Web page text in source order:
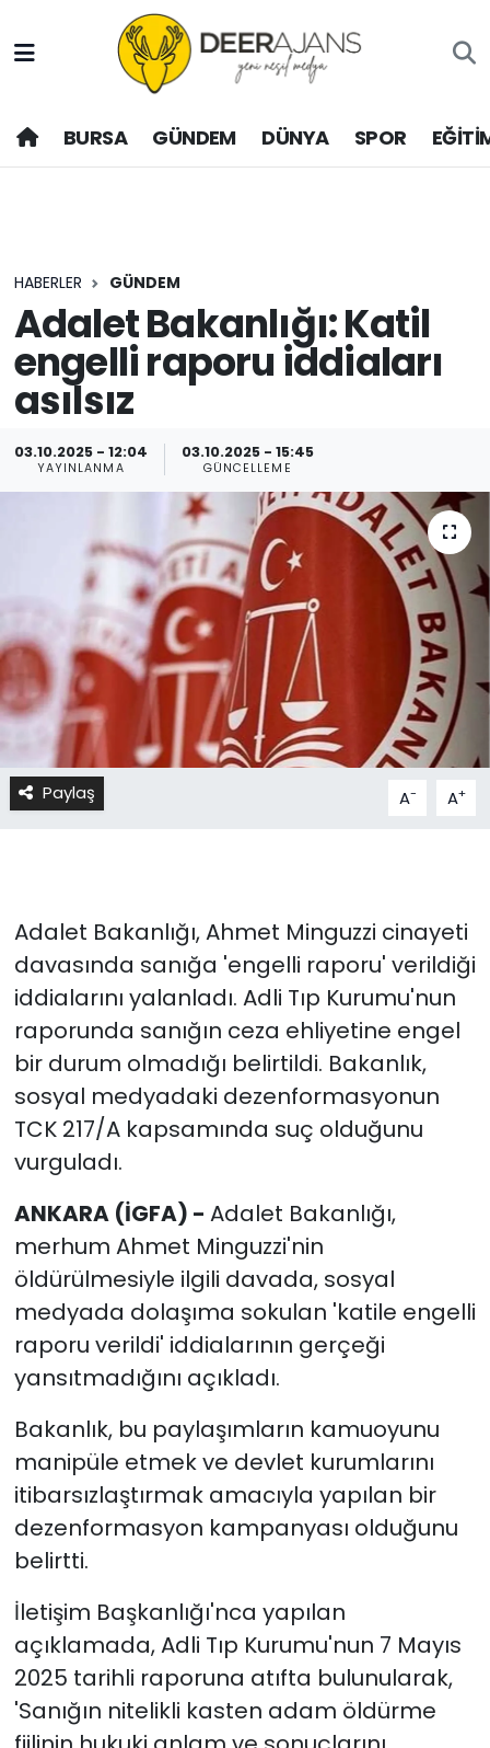
BURSA GÜNDEM DÜNYA SPOR
HABERLER GÜNDEM
Adalet Bakanlığı: Katil
engelli raporu iddiaları
asılsız
03.10.2025 - 12:04
YAYINLANMA
03.10.2025 - 15:45
GÜNCELLEME
Paylaş A- A+
Adalet Bakanlığı, Ahmet Minguzzi cinayeti
davasında sanığa 'engelli raporu' verildiği
iddialarını yalanladı. Adli Tıp Kurumu'nun
raporunda sanığın ceza ehliyetine engel
bir durum olmadığı belirtildi. Bakanlık,
sosyal medyadaki dezenformasyonun
TCK 217/A kapsamında suç olduğunu
vurguladı.
ANKARA (İGFA) - Adalet Bakanlığı,
merhum Ahmet Minguzzi'nin
öldürülmesiyle ilgili davada, sosyal
medyada dolaşıma sokulan 'katile engelli
raporu verildi' iddialarının gerçeği
yansıtmadığını açıkladı.
Bakanlık, bu paylaşımların kamuoyunu
manipüle etmek ve devlet kurumlarını
itibarsızlaştırmak amacıyla yapılan bir
dezenformasyon kampanyası olduğunu
belirtti.
İletişim Başkanlığı'nca yapılan
açıklamada, Adli Tıp Kurumu'nun 7 Mayıs
2025 tarihli raporuna atıfta bulunularak,
'Sanığın nitelikli kasten adam öldürme
Hava Durumu
Trafik Durumu
Son Dakika Haberleri
Haber Arşivi